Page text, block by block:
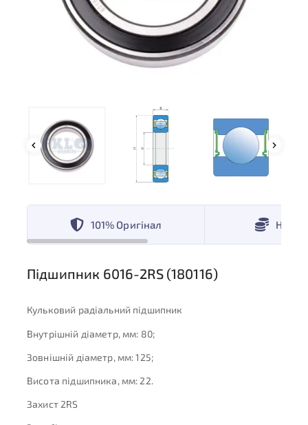
101% Оригінал
Підшипник 6016-2RS (180116)
Кульковий радіальний підшипник
Внутрішній діаметр, мм: 80;
Зовнішній діаметр, мм: 125;
Висота підшипника, мм: 22.
Захист 2RS